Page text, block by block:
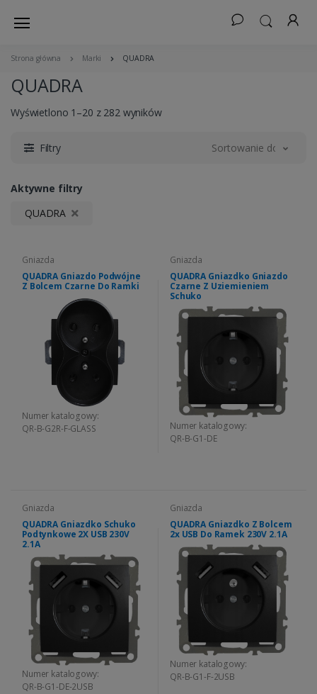
Strona główna Marki QUADRA
QUADRA
Wyświetlono 1–20 z 282 wyników
Filtry Sortowanie domyślne
Aktywne filtry
QUADRA
Gniazda
QUADRA Gniazdo Podwójne
Z Bolcem Czarne Do Ramki
Numer katalogowy:
QR-B-G2R-F-GLASS
Gniazda
QUADRA Gniazdko Gniazdo
Czarne Z Uziemieniem
Schuko
Numer katalogowy:
QR-B-G1-DE
Gniazda
QUADRA Gniazdko Schuko
Podtynkowe 2X USB 230V
2.1A
Numer katalogowy:
QR-B-G1-DE-2USB
Gniazda
QUADRA Gniazdko Z Bolcem
2x USB Do Ramek 230V 2.1A
Numer katalogowy:
QR-B-G1-F-2USB